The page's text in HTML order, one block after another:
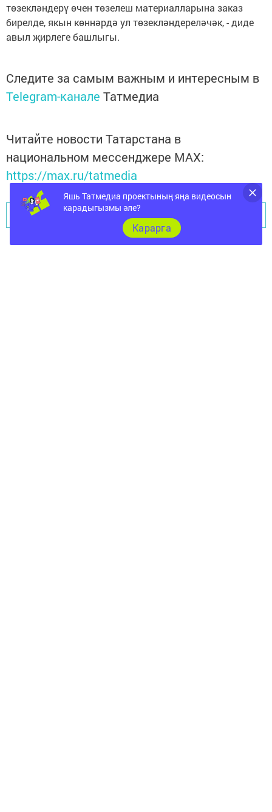
төзекләндерү өчен төзелеш материалларына заказ
бирелде, якын көннәрдә ул төзекләндереләчәк, - диде
авыл җирлеге башлыгы.
Следите за самым важным и интересным в
Telegram-канале Татмедиа
Читайте новости Татарстана в
национальном мессенджере MАХ:
https://max.ru/tatmedia
Перейти на страницу новости
Яшь Татмедиа проектының яңа видеосын
карадыгызмы әле?
Карарга